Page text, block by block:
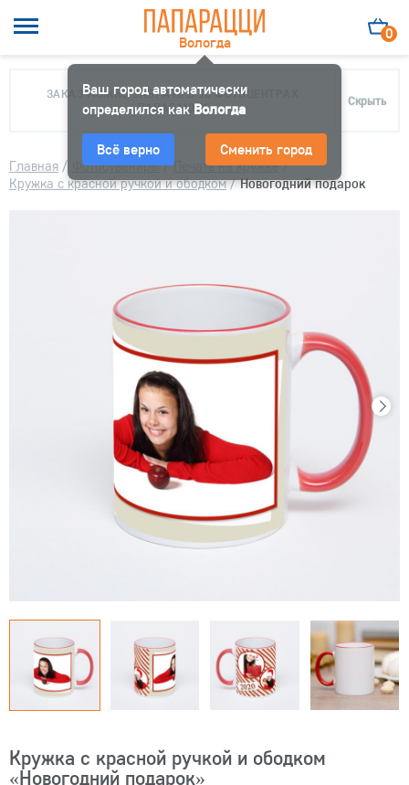
Вологда
Ваш город автоматически
определился как Вологда
Всё верно Сменить город
0
ЗАКАЗ МОЖНО ЗАБРАТЬ В 10 ФОТОЦЕНТРАХ
ПАПАРАЦЦИ
Скрыть
Главная / Фотосувениры/ Печать на кружке/
Кружка с красной ручкой и ободком/ Новогодний подарок
Кружка с красной ручкой и ободком
«Новогодний подарок»